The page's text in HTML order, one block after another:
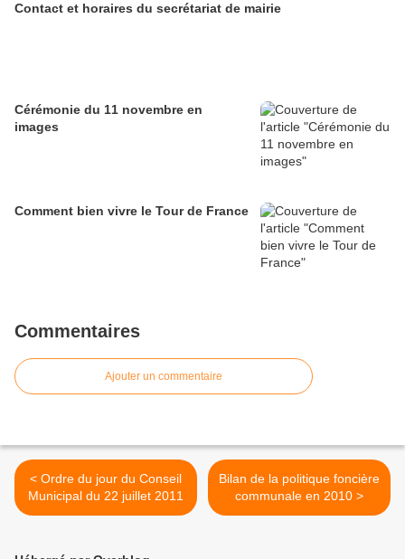
Contact et horaires du secrétariat de mairie
Cérémonie du 11 novembre en
images
Comment bien vivre le Tour de France
Commentaires
Ajouter un commentaire
< Ordre du jour du Conseil
Municipal du 22 juillet 2011
Bilan de la politique foncière
communale en 2010 >